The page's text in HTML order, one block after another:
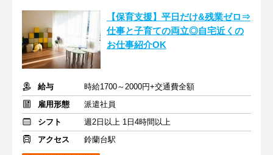
【保育支援】平日だけ&残業ゼロ⇒
仕事と子育ての両立◎自宅近くの
お仕事紹介OK
給与
時給1700～2000円+交通費全額
雇用形態
派遣社員
シフト
週2日以上 1日4時間以上
アクセス
鈴蘭台駅